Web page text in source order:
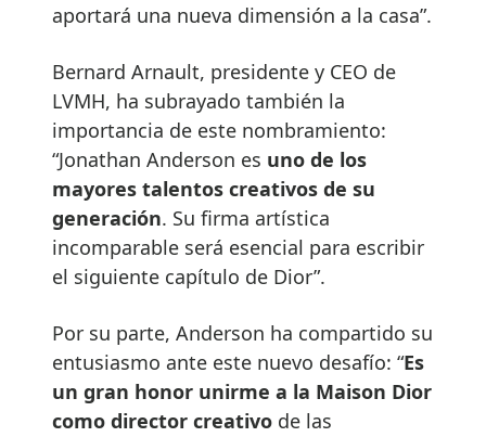
aportará una nueva dimensión a la casa”.
Bernard Arnault, presidente y CEO de
LVMH, ha subrayado también la
importancia de este nombramiento:
“Jonathan Anderson es uno de los
mayores talentos creativos de su
generación. Su firma artística
incomparable será esencial para escribir
el siguiente capítulo de Dior”.
Por su parte, Anderson ha compartido su
entusiasmo ante este nuevo desafío: “Es
un gran honor unirme a la Maison Dior
como director creativo de las